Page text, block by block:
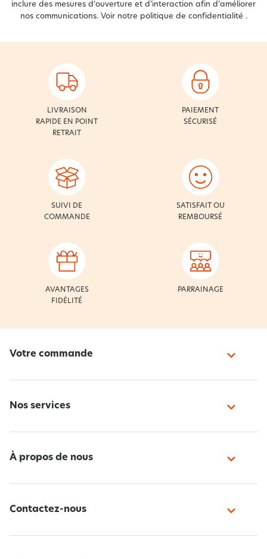
inclure des mesures d’ouverture et d’interaction afin d’améliorer
nos communications. Voir notre politique de confidentialité .
LIVRAISON
RAPIDE EN POINT
RETRAIT
PAIEMENT
SÉCURISÉ
SUIVI DE
COMMANDE
SATISFAIT OU
REMBOURSÉ
AVANTAGES
FIDÉLITÉ
PARRAINAGE
Votre commande
Nos services
À propos de nous
Contactez-nous